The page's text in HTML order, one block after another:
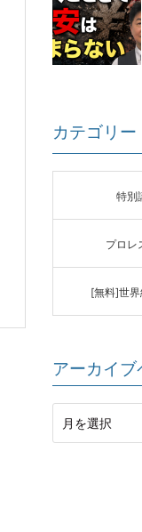
カテゴリー
特別
プロレ
[無料]世
アーカイブ